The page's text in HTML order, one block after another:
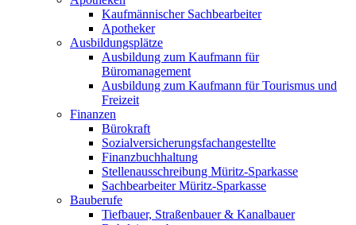
Kaufmännischer Sachbearbeiter
Apotheker
Ausbildungsplätze
Ausbildung zum Kaufmann für
Büromanagement
Ausbildung zum Kaufmann für Tourismus und
Freizeit
Finanzen
Bürokraft
Sozialversicherungsfachangestellte
Finanzbuchhaltung
Stellenausschreibung Müritz-Sparkasse
Sachbearbeiter Müritz-Sparkasse
Bauberufe
Tiefbauer, Straßenbauer & Kanalbauer